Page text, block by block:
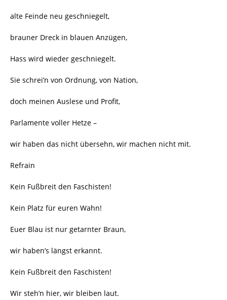
alte Feinde neu geschniegelt,
brauner Dreck in blauen Anzügen,
Hass wird wieder geschniegelt.
Sie schrei’n von Ordnung, von Nation,
doch meinen Auslese und Profit,
Parlamente voller Hetze –
wir haben das nicht übersehn, wir machen nicht mit.
Refrain
Kein Fußbreit den Faschisten!
Kein Platz für euren Wahn!
Euer Blau ist nur getarnter Braun,
wir haben’s längst erkannt.
Kein Fußbreit den Faschisten!
Wir steh’n hier, wir bleiben laut.